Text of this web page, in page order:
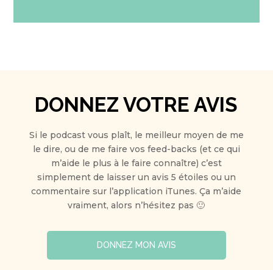
DONNEZ VOTRE AVIS
Si le podcast vous plaît, le meilleur moyen de me
le dire, ou de me faire vos feed-backs (et ce qui
m’aide le plus à le faire connaître) c’est
simplement de laisser un avis 5 étoiles ou un
commentaire sur l’application iTunes. Ça m’aide
vraiment, alors n’hésitez pas 🙂
DONNEZ MON AVIS